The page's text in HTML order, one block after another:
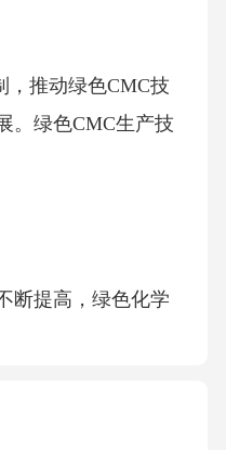
，推动绿色CMC技
。绿色CMC生产技
断提高，绿色化学
于食品、医药、建